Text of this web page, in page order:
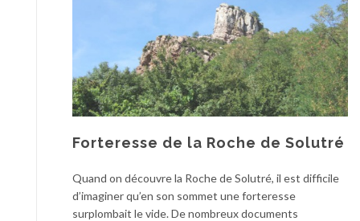
Forteresse de la Roche de Solutré
Quand on découvre la Roche de Solutré, il est difficile
d’imaginer qu’en son sommet une forteresse
surplombait le vide. De nombreux documents